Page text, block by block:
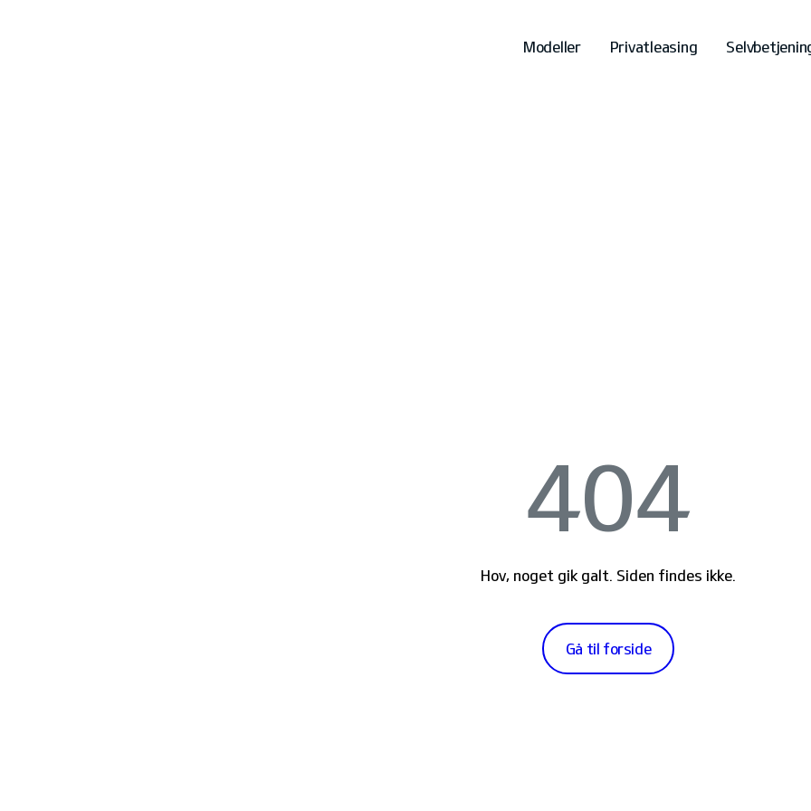
Modeller Privatleasing
404
Hov, noget gik galt. Siden findes ikke.
Gå til forside